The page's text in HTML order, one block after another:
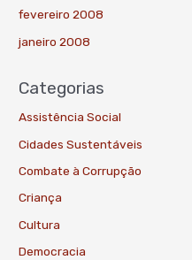
fevereiro 2008
janeiro 2008
Categorias
Assistência Social
Cidades Sustentáveis
Combate à Corrupção
Criança
Cultura
Democracia